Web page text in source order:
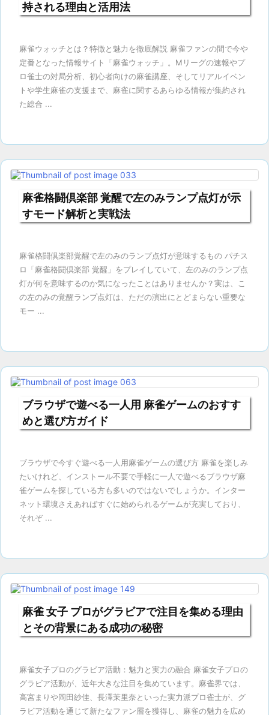
持される理由と活用法
麻雀ウォッチとは？特徴と魅力を徹底解説 麻雀ファンの間で今や
定番となった情報サイト「麻雀ウォッチ」。Mリーグの速報やプ
ロ雀士の対局分析、初心者向けの麻雀講座、そしてリアルイベン
トや学生麻雀の支援まで、麻雀に関するあらゆる情報が集約され
た総合 ...
麻雀格闘倶楽部 覚醒で左のみランプ点灯が示
すモード解析と実戦法
麻雀格闘倶楽部覚醒で左のみのランプ点灯が意味するもの パチス
ロ「麻雀格闘倶楽部 覚醒」をプレイしていて、左のみのランプ点
灯が何を意味するのか気になったことはありませんか？実は、こ
の左のみの覚醒ランプ点灯は、ただの演出にとどまらない重要な
モー ...
ブラウザで遊べる一人用 麻雀ゲームのおすす
めと選び方ガイド
ブラウザで今すぐ遊べる一人用麻雀ゲームの選び方 麻雀を楽しみ
たいけれど、インストール不要で手軽に一人で遊べるブラウザ麻
雀ゲームを探している方も多いのではないでしょうか。インター
ネット環境さえあればすぐに始められるゲームが充実しており、
それぞ ...
麻雀 女子 プロがグラビアで注目を集める理由
とその背景にある成功の秘密
麻雀女子プロのグラビア活動：魅力と実力の融合 麻雀女子プロの
グラビア活動が、近年大きな注目を集めています。麻雀界では、
高宮まりや岡田紗佳、長澤茉里奈といった実力派プロ雀士が、グ
ラビア活動を通じて新たなファン層を獲得し、麻雀の魅力を広め